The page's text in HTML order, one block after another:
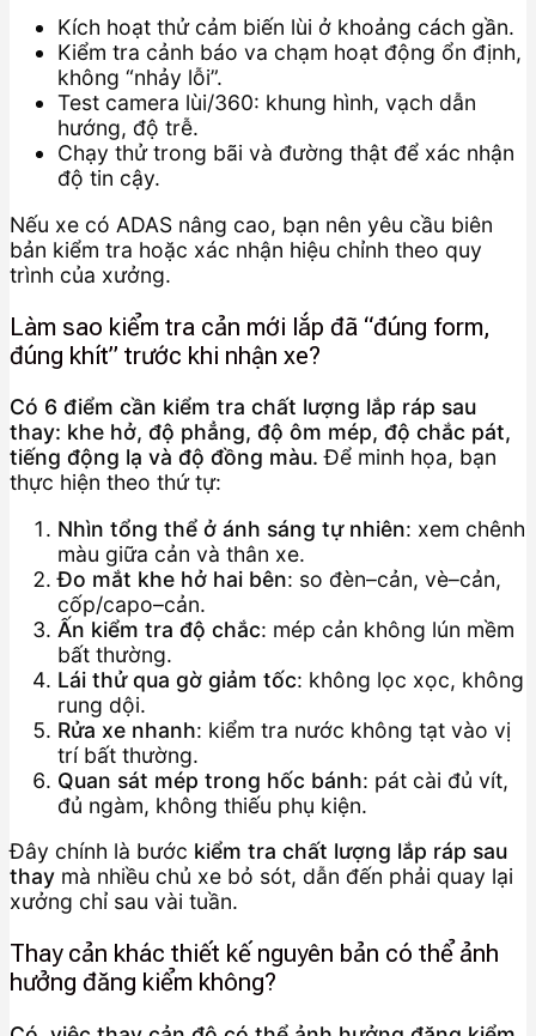
Kích hoạt thử cảm biến lùi ở khoảng cách gần.
Kiểm tra cảnh báo va chạm hoạt động ổn định,
không “nhảy lỗi”.
Test camera lùi/360: khung hình, vạch dẫn
hướng, độ trễ.
Chạy thử trong bãi và đường thật để xác nhận
độ tin cậy.
Nếu xe có ADAS nâng cao, bạn nên yêu cầu biên
bản kiểm tra hoặc xác nhận hiệu chỉnh theo quy
trình của xưởng.
Làm sao kiểm tra cản mới lắp đã “đúng form,
đúng khít” trước khi nhận xe?
Có 6 điểm cần kiểm tra chất lượng lắp ráp sau
thay: khe hở, độ phẳng, độ ôm mép, độ chắc pát,
tiếng động lạ và độ đồng màu. Để minh họa, bạn
thực hiện theo thứ tự:
Nhìn tổng thể ở ánh sáng tự nhiên: xem chênh
màu giữa cản và thân xe.
Đo mắt khe hở hai bên: so đèn–cản, vè–cản,
cốp/capo–cản.
Ấn kiểm tra độ chắc: mép cản không lún mềm
bất thường.
Lái thử qua gờ giảm tốc: không lọc xọc, không
rung dội.
Rửa xe nhanh: kiểm tra nước không tạt vào vị
trí bất thường.
Quan sát mép trong hốc bánh: pát cài đủ vít,
đủ ngàm, không thiếu phụ kiện.
Đây chính là bước kiểm tra chất lượng lắp ráp sau
thay mà nhiều chủ xe bỏ sót, dẫn đến phải quay lại
xưởng chỉ sau vài tuần.
Thay cản khác thiết kế nguyên bản có thể ảnh
hưởng đăng kiểm không?